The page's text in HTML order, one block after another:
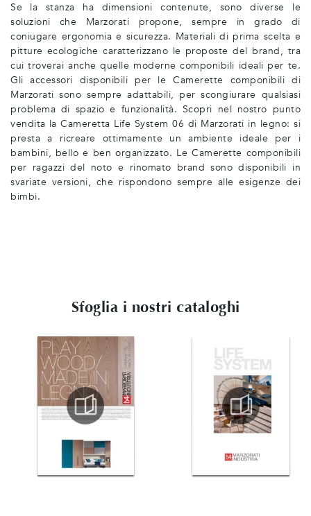
Se la stanza ha dimensioni contenute, sono diverse le
soluzioni che Marzorati propone, sempre in grado di
coniugare ergonomia e sicurezza. Materiali di prima scelta e
pitture ecologiche caratterizzano le proposte del brand, tra
cui troverai anche quelle moderne componibili ideali per te.
Gli accessori disponibili per le Camerette componibili di
Marzorati sono sempre adattabili, per scongiurare qualsiasi
problema di spazio e funzionalità. Scopri nel nostro punto
vendita la Cameretta Life System 06 di Marzorati in legno: si
presta a ricreare ottimamente un ambiente ideale per i
bambini, bello e ben organizzato. Le Camerette componibili
per ragazzi del noto e rinomato brand sono disponibili in
svariate versioni, che rispondono sempre alle esigenze dei
bimbi.
Sfoglia i nostri cataloghi